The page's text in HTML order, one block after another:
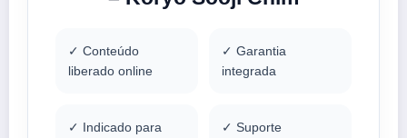
✓ Conteúdo
liberado online
✓ Garantia
integrada
✓ Indicado para
✓ Suporte